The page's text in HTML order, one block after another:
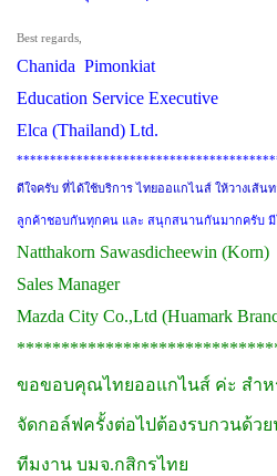
Best regards,
Chanida Pimonkiat
Education Service Executive
Elca (Thailand) Ltd.
ดีใจครับ ที่ได้ใช้บริการ ไทยออแกไนส์ ให้วางเส้น
ลูกค้าชอบกันทุกคน และ สนุกสนานกันมากครับ มี
Natthakorn Sawasdicheewin (Korn)
Sales Manager
Mazda City Co.,Ltd (Huamark
ขอขอบคุณไทยออแกไนส์ ค่ะ สำห
จัดกอล์ฟครั้งต่อไปต้องรบกวนด้วย
ทีมงาน บมจ.กสิกรไทย